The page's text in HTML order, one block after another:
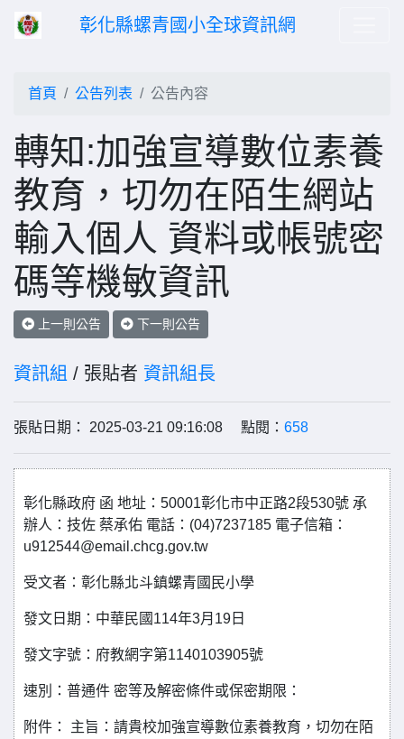
彰化縣螺青國小全球資訊網
首頁 公告列表 公告內容
轉知:加強宣導數位素養
教育，切勿在陌生網站
輸入個人 資料或帳號密
碼等機敏資訊
上一則公告 下一則公告
資訊組 / 張貼者 資訊組長
張貼日期： 2025-03-21 09:16:08 點閱： 658
彰化縣政府 函 地址：50001彰化市中正路2段530號 承
辦人：技佐 蔡承佑 電話：(04)7237185 電子信箱：
u912544@email.chcg.gov.tw
受文者：彰化縣北斗鎮螺青國民小學
發文日期：中華民國114年3月19日
發文字號：府教網字第1140103905號
速別：普通件 密等及解密條件或保密期限：
附件： 主旨：請貴校加強宣導數位素養教育，切勿在陌